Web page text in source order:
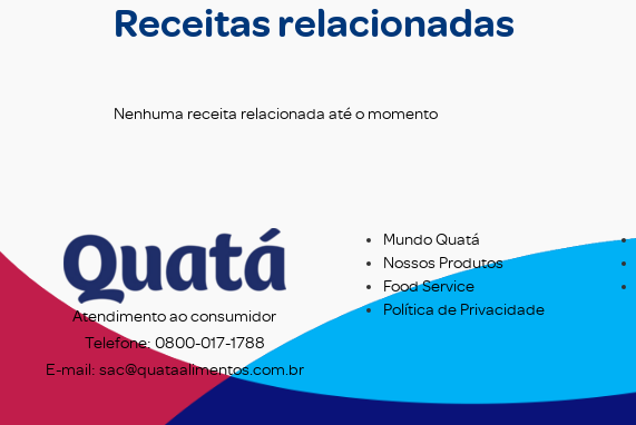
Receitas relacionadas
Nenhuma receita relacionada até o momento
Atendimento ao consumidor
Telefone: 0800-017-1788
E-mail: sac@quataalimentos.com.br
Mundo Quatá
Nossos Produtos
Food Service
Política de Privacidade